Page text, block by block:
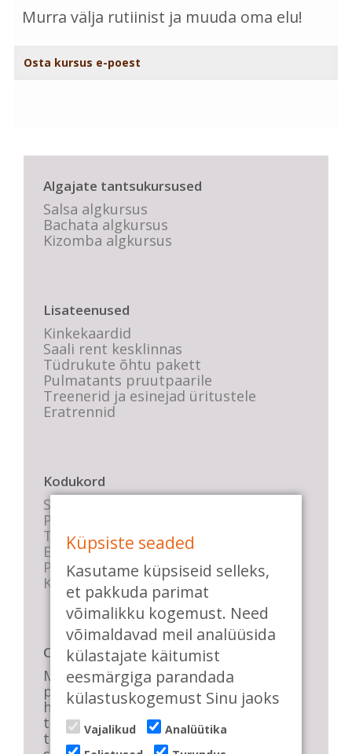
Murra välja rutiinist ja muuda oma elu!
Osta kursus e-poest
Algajate tantsukursused
Salsa algkursus
Bachata algkursus
Kizomba algkursus
Lisateenused
Kinkekaardid
Saali rent kesklinnas
Tüdrukute õhtu pakett
Pulmatants pruutpaarile
Treenerid ja esinejad üritustele
Eratrennid
Kodukord
Stuudio sisekord
Privaatsustingimused
Tasemete kirjeldused
E-poe tingimused
Parkimise info
KKK
Casa de Baile
Me pühendume lõbusale olemisele,
positiivsele seltskonnale ja
huvitavatele ning kasulikele
tantsudele. Kui mõnes meie
talveõhtuses trennis tuled kustutada,
Küpsiste seaded
Kasutame küpsiseid selleks,
et pakkuda parimat
võimalikku kogemust. Need
võimaldavad meil analüüsida
külastajate käitumist
eesmärgiga parandada
külastuskogemust Sinu jaoks
Vajalikud
Analüütika